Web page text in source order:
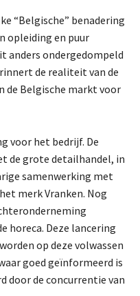
“Belgische” benadering
opleiding en puur
anders ondergedompeld
de realiteit van de
de Belgische markt voor
voor het bedrijf. De
de grote detailhandel, in
samenwerking met
merk Vranken. Nog
horeca. Deze lancering
op deze volwassen
goed geïnformeerd is
door de concurrentie van